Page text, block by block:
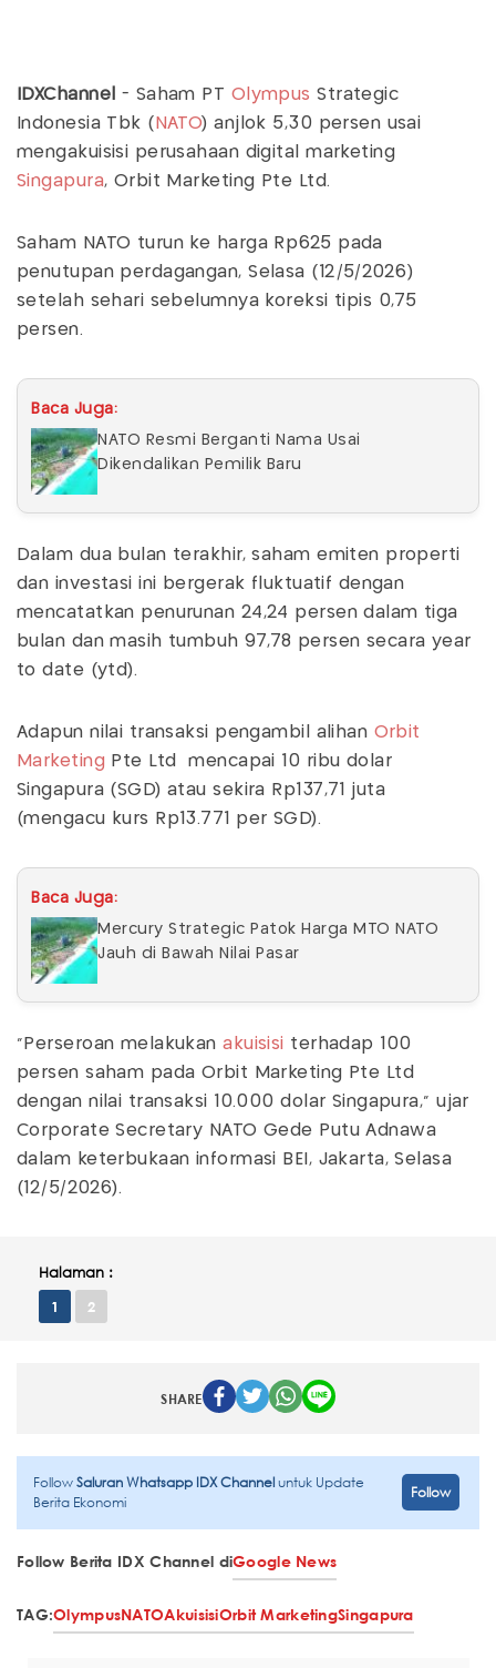
IDXChannel - Saham PT Olympus Strategic
Indonesia Tbk ( NATO) anjlok 5,30 persen usai
mengakuisisi perusahaan digital marketing
Singapura, Orbit Marketing Pte Ltd.
Saham NATO turun ke harga Rp625 pada
penutupan perdagangan, Selasa (12/5/2026)
setelah sehari sebelumnya koreksi tipis 0,75
persen.
Baca Juga:
NATO Resmi Berganti Nama Usai
Dikendalikan Pemilik Baru
Dalam dua bulan terakhir, saham emiten properti
dan investasi ini bergerak fluktuatif dengan
mencatatkan penurunan 24,24 persen dalam tiga
bulan dan masih tumbuh 97,78 persen secara year
to date (ytd).
Adapun nilai transaksi pengambil alihan Orbit
Marketing Pte Ltd mencapai 10 ribu dolar
Singapura (SGD) atau sekira Rp137,71 juta
(mengacu kurs Rp13.771 per SGD).
Baca Juga:
Mercury Strategic Patok Harga MTO NATO
Jauh di Bawah Nilai Pasar
"Perseroan melakukanakuisisi terhadap 100
persen saham pada Orbit Marketing Pte Ltd
dengan nilai transaksi 10.000 dolar Singapura," ujar
Corporate Secretary NATO Gede Putu Adnawa
dalam keterbukaan informasi BEI, Jakarta, Selasa
(12/5/2026).
Halaman :
1 2
SHARE
FollowSaluran Whatsapp IDX Channeluntuk Update
Berita Ekonomi
Follow
Follow Berita IDX Channel diGoogle News
TAG:OlympusNATOAkuisisiOrbit MarketingSingapura